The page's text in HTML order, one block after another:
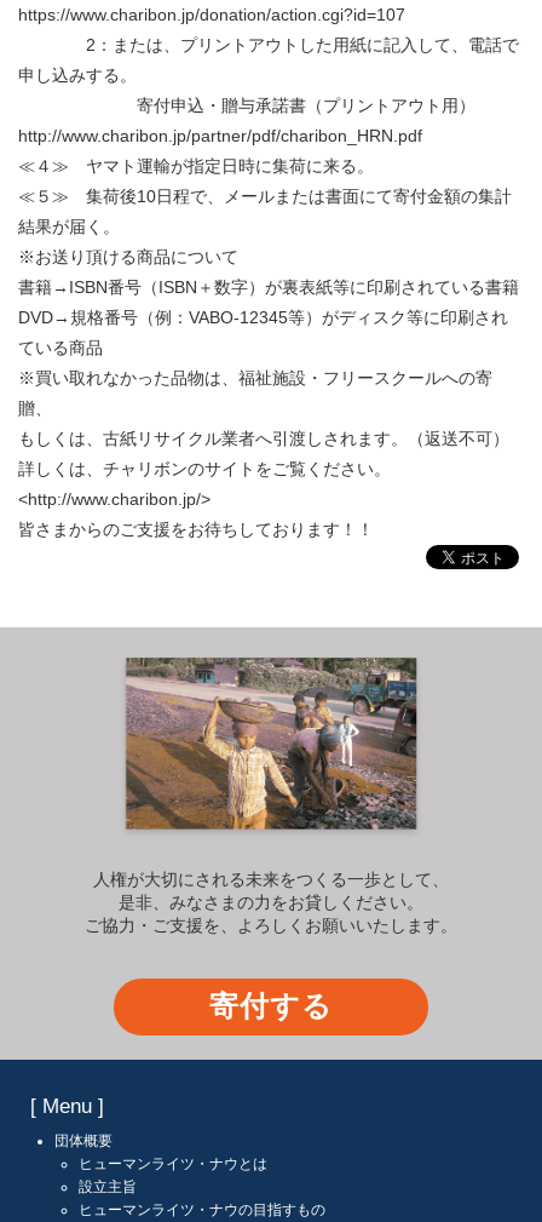
https://www.charibon.jp/donation/action.cgi?id=107
2：または、プリントアウトした用紙に記入して、電話で
申し込みする。
寄付申込・贈与承諾書（プリントアウト用）
http://www.charibon.jp/partner/pdf/charibon_HRN.pdf
≪４≫ ヤマト運輸が指定日時に集荷に来る。
≪５≫ 集荷後10日程で、メールまたは書面にて寄付金額の集計
結果が届く。
※お送り頂ける商品について
書籍→ISBN番号（ISBN＋数字）が裏表紙等に印刷されている書籍
DVD→規格番号（例：VABO-12345等）がディスク等に印刷され
ている商品
※買い取れなかった品物は、福祉施設・フリースクールへの寄
贈、
もしくは、古紙リサイクル業者へ引渡しされます。（返送不可）
詳しくは、チャリボンのサイトをご覧ください。
<http://www.charibon.jp/>
皆さまからのご支援をお待ちしております！！
人権が大切にされる未来をつくる一歩として、
是非、みなさまの力をお貸しください。
ご協力・ご支援を、よろしくお願いいたします。
寄付する
[ Menu ]
団体概要
ヒューマンライツ・ナウとは
設立主旨
ヒューマンライツ・ナウの目指すもの